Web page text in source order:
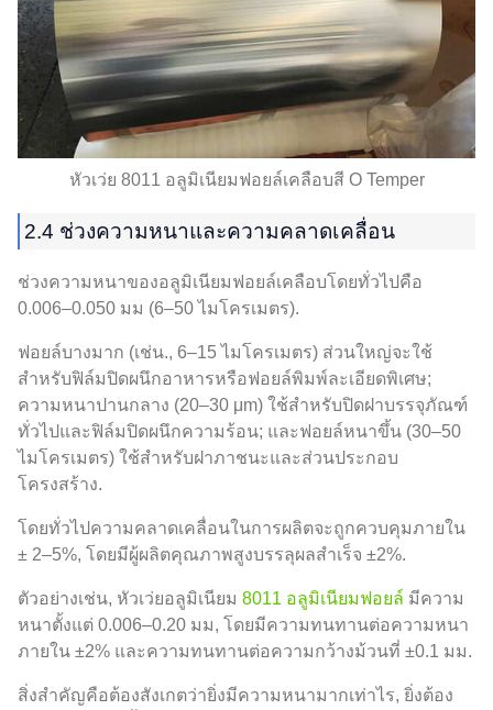
หัวเว่ย 8011 อลูมิเนียมฟอยล์เคลือบสี O Temper
2.4 ช่วงความหนาและความคลาดเคลื่อน
ช่วงความหนาของอลูมิเนียมฟอยล์เคลือบโดยทั่วไปคือ
0.006–0.050 มม (6–50 ไมโครเมตร).
ฟอยล์บางมาก (เช่น., 6–15 ไมโครเมตร) ส่วนใหญ่จะใช้
สำหรับฟิล์มปิดผนึกอาหารหรือฟอยล์พิมพ์ละเอียดพิเศษ;
ความหนาปานกลาง (20–30 μm) ใช้สำหรับปิดฝาบรรจุภัณฑ์
ทั่วไปและฟิล์มปิดผนึกความร้อน; และฟอยล์หนาขึ้น (30–50
ไมโครเมตร) ใช้สำหรับฝาภาชนะและส่วนประกอบ
โครงสร้าง.
โดยทั่วไปความคลาดเคลื่อนในการผลิตจะถูกควบคุมภายใน
± 2–5%, โดยมีผู้ผลิตคุณภาพสูงบรรลุผลสำเร็จ ±2%.
ตัวอย่างเช่น, หัวเว่ยอลูมิเนียม 8011 อลูมิเนียมฟอยล์ มีความ
หนาตั้งแต่ 0.006–0.20 มม, โดยมีความทนทานต่อความหนา
ภายใน ±2% และความทนทานต่อความกว้างม้วนที่ ±0.1 มม.
สิ่งสำคัญคือต้องสังเกตว่ายิ่งมีความหนามากเท่าไร, ยิ่งต้อง